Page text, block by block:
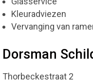
Kleuradviezen
Vervanging van
Dorsman
Thorbeckestraat 2